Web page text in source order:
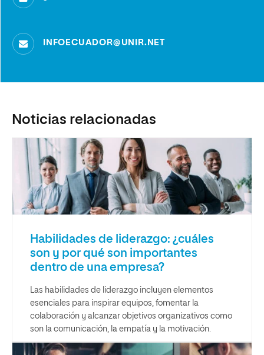
INFOECUADOR@UNIR.NET
Noticias relacionadas
Habilidades de liderazgo: ¿cuáles
son y por qué son importantes
dentro de una empresa?
Las habilidades de liderazgo incluyen elementos
esenciales para inspirar equipos, fomentar la
colaboración y alcanzar objetivos organizativos como
son la comunicación, la empatía y la motivación.